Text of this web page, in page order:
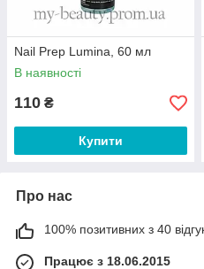
Nail Prep Lumina, 60 мл
В наявності
110 ₴
Купити
Про нас
100% позитивних з 40
Працює з 18.06.2015